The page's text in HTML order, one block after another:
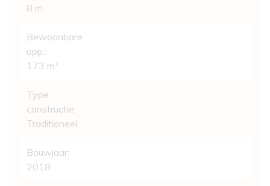
8 m
Bewoonbare
opp.:
173 m²
Type
constructie:
Traditioneel
Bouwjaar:
2018